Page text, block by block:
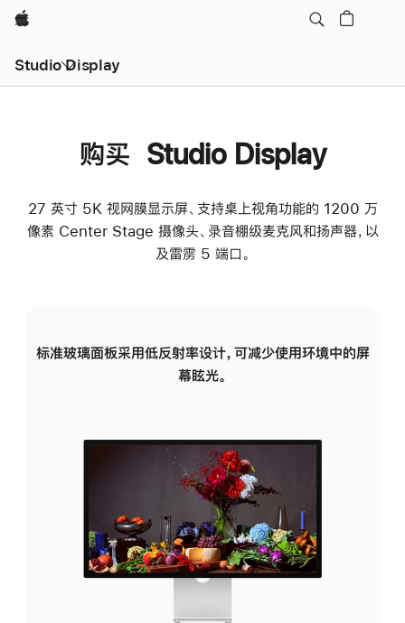
Apple
Studio Display
购买 Studio Display
27 英寸 5K 视网膜显示屏、支持桌上视角功能的 1200 万
像素 Center Stage 摄像头、录音棚级麦克风和扬声器，以
及雷雳 5 端口。
标准玻璃面板采用低反射率设计，可减少使用环境中的屏
幕眩光。